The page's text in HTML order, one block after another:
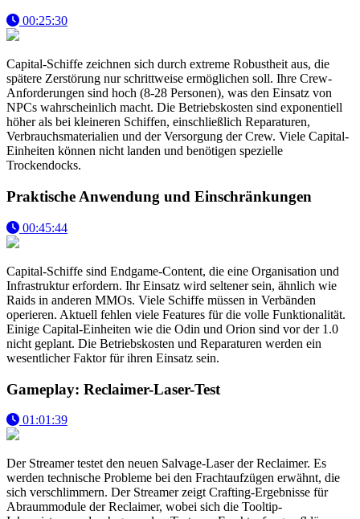
00:25:30
Capital-Schiffe zeichnen sich durch extreme Robustheit aus, die
spätere Zerstörung nur schrittweise ermöglichen soll. Ihre Crew-
Anforderungen sind hoch (8-28 Personen), was den Einsatz von
NPCs wahrscheinlich macht. Die Betriebskosten sind exponentiell
höher als bei kleineren Schiffen, einschließlich Reparaturen,
Verbrauchsmaterialien und der Versorgung der Crew. Viele Capital-
Einheiten können nicht landen und benötigen spezielle
Trockendocks.
Praktische Anwendung und Einschränkungen
00:45:44
Capital-Schiffe sind Endgame-Content, die eine Organisation und
Infrastruktur erfordern. Ihr Einsatz wird seltener sein, ähnlich wie
Raids in anderen MMOs. Viele Schiffe müssen in Verbänden
operieren. Aktuell fehlen viele Features für die volle Funktionalität.
Einige Capital-Einheiten wie die Odin und Orion sind vor der 1.0
nicht geplant. Die Betriebskosten und Reparaturen werden ein
wesentlicher Faktor für ihren Einsatz sein.
Gameplay: Reclaimer-Laser-Test
01:01:39
Der Streamer testet den neuen Salvage-Laser der Reclaimer. Es
werden technische Probleme bei den Frachtaufzügen erwähnt, die
sich verschlimmern. Der Streamer zeigt Crafting-Ergebnisse für
Abraummodule der Reclaimer, wobei sich die Tooltip-